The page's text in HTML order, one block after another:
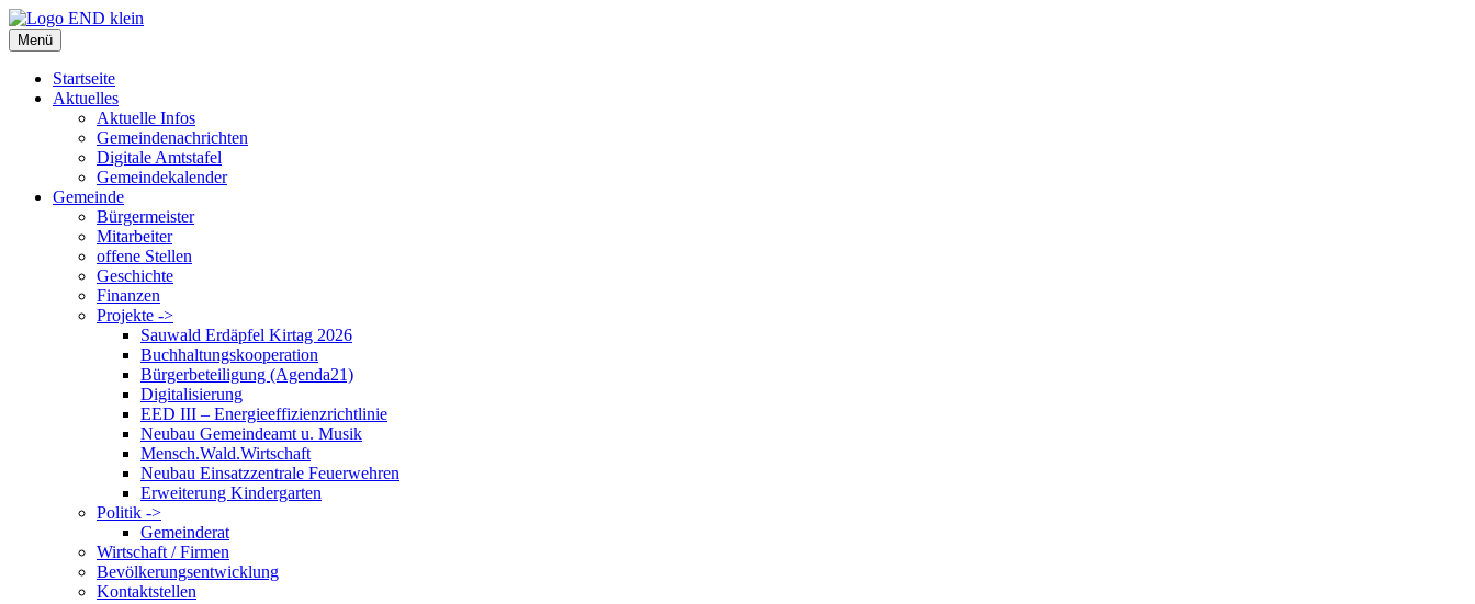
Zum
Inhalt
springen
Menü
Startseite
Aktuelles
Aktuelle Infos
Gemeindenachrichten
Digitale Amtstafel
Gemeindekalender
Gemeinde
Bürgermeister
Mitarbeiter
offene Stellen
Geschichte
Finanzen
Projekte ->
Sauwald Erdäpfel Kirtag 2026
Buchhaltungskooperation
Bürgerbeteiligung (Agenda21)
Digitalisierung
EED III – Energieeffizienzrichtlinie
Neubau Gemeindeamt u. Musik
Mensch.Wald.Wirtschaft
Neubau Einsatzzentrale Feuerwehren
Erweiterung Kindergarten
Politik ->
Gemeinderat
Wirtschaft / Firmen
Bevölkerungsentwicklung
Kontaktstellen